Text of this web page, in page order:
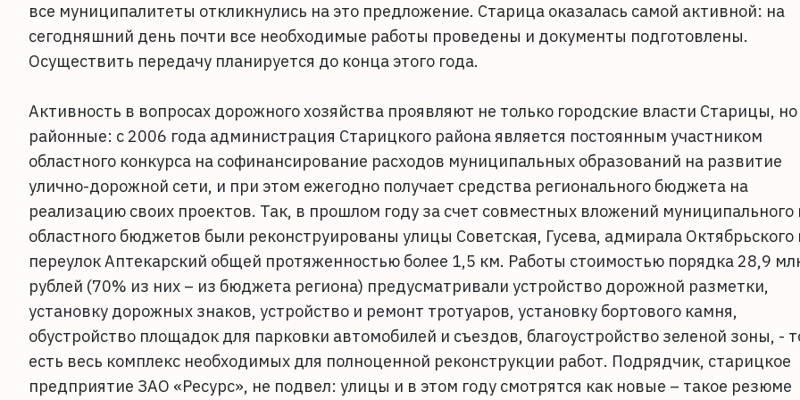
все муниципалитеты откликнулись на это предложение. Старица оказалась самой активной: на
сегодняшний день почти все необходимые работы проведены и документы подготовлены.
Осуществить передачу планируется до конца этого года.
Активность в вопросах дорожного хозяйства проявляют не только городские власти Старицы, но
районные: с 2006 года администрация Старицкого района является постоянным участником
областного конкурса на софинансирование расходов муниципальных образований на развитие
улично-дорожной сети, и при этом ежегодно получает средства регионального бюджета на
реализацию своих проектов. Так, в прошлом году за счет совместных вложений муниципального
областного бюджетов были реконструированы улицы Советская, Гусева, адмирала Октябрьского
переулок Аптекарский общей протяженностью более 1,5 км. Работы стоимостью порядка 28,9
рублей (70% из них – из бюджета региона) предусматривали устройство дорожной разметки,
установку дорожных знаков, устройство и ремонт тротуаров, установку бортового камня,
обустройство площадок для парковки автомобилей и съездов, благоустройство зеленой зоны, -
есть весь комплекс необходимых для полноценной реконструкции работ. Подрядчик, старицкое
предприятие ЗАО «Ресурс», не подвел: улицы и в этом году смотрятся как новые – такое резюме